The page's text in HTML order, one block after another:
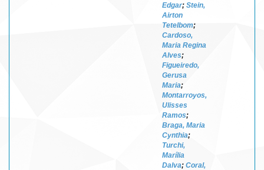
Edgar; Stein,
Airton
Tetelbom;
Cardoso,
Maria Regina
Alves;
Figueiredo,
Gerusa
Maria;
Montarroyos,
Ulisses
Ramos;
Braga, Maria
Cynthia;
Turchi,
Marília
Dalva; Coral,